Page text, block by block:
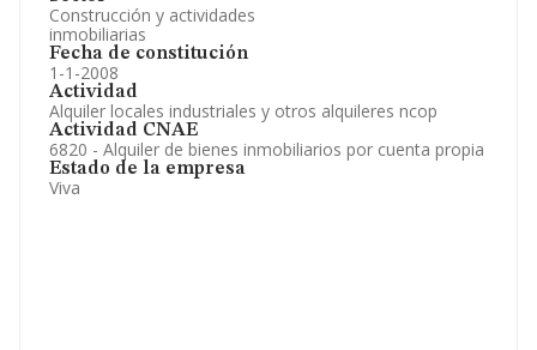
Construcción y actividades
inmobiliarias
Fecha de constitución
1-1-2008
Actividad
Alquiler locales industriales y otros alquileres ncop
Actividad CNAE
6820 - Alquiler de bienes inmobiliarios por cuenta propia
Estado de la empresa
Viva